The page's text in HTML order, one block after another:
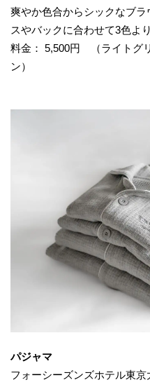
爽やか色合からシックなブ
スやバックに合わせて3色よ
料金： 5,500円 （ライトグ
ン）
パジャマ
フォーシーズンズホテル東